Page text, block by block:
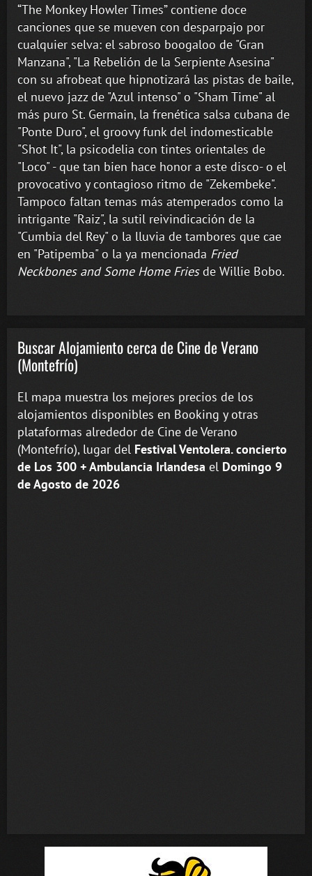
“The Monkey Howler Times” contiene doce
canciones que se mueven con desparpajo por
cualquier selva: el sabroso boogaloo de "Gran
Manzana", "La Rebelión de la Serpiente Asesina"
con su afrobeat que hipnotizará las pistas de baile,
el nuevo jazz de "Azul intenso" o "Sham Time" al
más puro St. Germain, la frenética salsa cubana de
"Ponte Duro", el groovy funk del indomesticable
"Shot It", la psicodelia con tintes orientales de
"Loco" - que tan bien hace honor a este disco- o el
provocativo y contagioso ritmo de "Zekembeke".
Tampoco faltan temas más atemperados como la
intrigante "Raiz", la sutil reivindicación de la
"Cumbia del Rey" o la lluvia de tambores que cae
en "Patipemba" o la ya mencionada Fried
Neckbones and Some Home Friesde Willie Bobo.
Buscar Alojamiento cerca de Cine de Verano
(Montefrío)
El mapa muestra los mejores precios de los
alojamientos disponibles en Booking y otras
plataformas alrededor de Cine de Verano
(Montefrío), lugar del Festival Ventolera. concierto
de Los 300 + Ambulancia Irlandesa el Domingo 9
de Agosto de 2026